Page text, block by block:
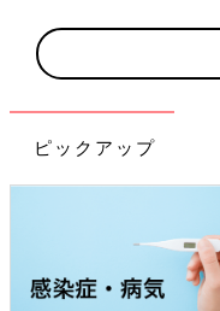
ピックアップ